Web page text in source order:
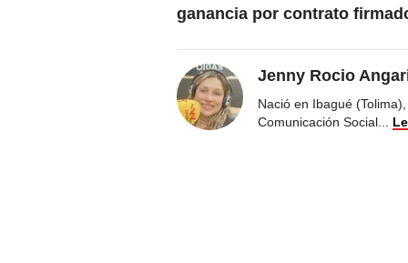
ganancia por contrato
Jenny Rocio
Nació en Ibagué
Comunicación Social